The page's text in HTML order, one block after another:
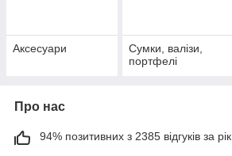
Аксесуари
Сумки, валізи,
портфелі
Про нас
94% позитивних з 2385 відгуків за рік